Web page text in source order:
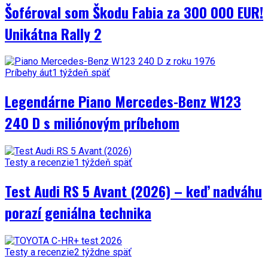
Šoféroval som Škodu Fabia za 300 000 EUR!
Unikátna Rally 2
Príbehy áut1 týždeň späť
Legendárne Piano Mercedes-Benz W123
240 D s miliónovým príbehom
Testy a recenzie1 týždeň späť
Test Audi RS 5 Avant (2026) – keď nadváhu
porazí geniálna technika
Testy a recenzie2 týždne späť